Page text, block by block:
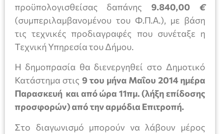
προϋπολογισθείσας δαπάνης 9.840,00 €
(συμπεριλαμβανομένου του Φ.Π.Α.), με βάση
τις τεχνικές προδιαγραφές που συνέταξε η
Τεχνική Υπηρεσία του Δήμου.
Η δημοπρασία θα διενεργηθεί στο Δημοτικό
Κατάστημα στις 9 του μήνα Μαΐου 2014 ημέρα
Παρασκευή και από ώρα 11πμ. (λήξη επίδοσης
προσφορών) από την αρμόδια Επιτροπή.
Στο διαγωνισμό μπορούν να λάβουν μέρος